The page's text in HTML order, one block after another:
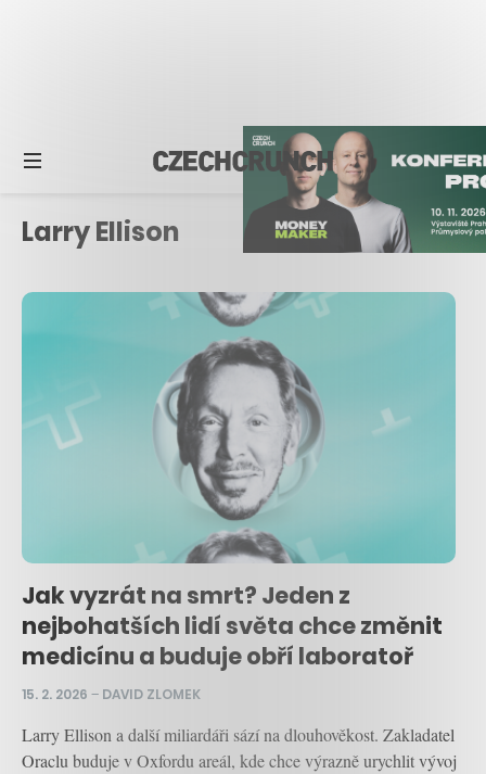
Larry Ellison
Jak vyzrát na smrt? Jeden z
nejbohatších lidí světa chce změnit
medicínu a buduje obří laboratoř
15. 2. 2026 – DAVID ZLOMEK
Larry Ellison a další miliardáři sází na dlouhověkost. Zakladatel
Oraclu buduje v Oxfordu areál, kde chce výrazně urychlit vývoj